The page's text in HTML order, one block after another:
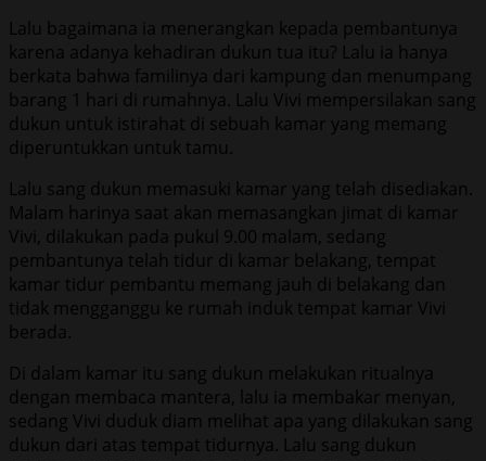
Lalu bagaimana ia menerangkan kepada pembantunya
karena adanya kehadiran dukun tua itu? Lalu ia hanya
berkata bahwa familinya dari kampung dan menumpang
barang 1 hari di rumahnya. Lalu Vivi mempersilakan sang
dukun untuk istirahat di sebuah kamar yang memang
diperuntukkan untuk tamu.
Lalu sang dukun memasuki kamar yang telah disediakan.
Malam harinya saat akan memasangkan jimat di kamar
Vivi, dilakukan pada pukul 9.00 malam, sedang
pembantunya telah tidur di kamar belakang, tempat
kamar tidur pembantu memang jauh di belakang dan
tidak mengganggu ke rumah induk tempat kamar Vivi
berada.
Di dalam kamar itu sang dukun melakukan ritualnya
dengan membaca mantera, lalu ia membakar menyan,
sedang Vivi duduk diam melihat apa yang dilakukan sang
dukun dari atas tempat tidurnya. Lalu sang dukun